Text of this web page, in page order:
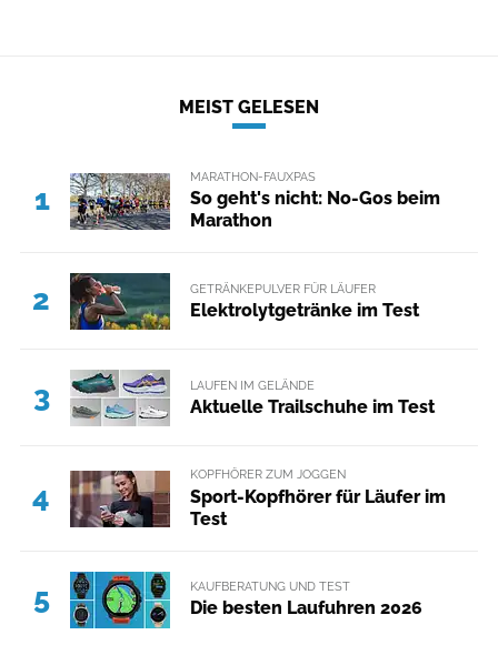
MEIST GELESEN
1
MARATHON-FAUXPAS
So geht's nicht: No-Gos beim
Marathon
2 GETRÄNKEPULVER FÜR LÄUFER
Elektrolytgetränke im Test
3 LAUFEN IM GELÄNDE
Aktuelle Trailschuhe im Test
4
KOPFHÖRER ZUM JOGGEN
Sport-Kopfhörer für Läufer im
Test
5 KAUFBERATUNG UND TEST
Die besten Laufuhren 2026